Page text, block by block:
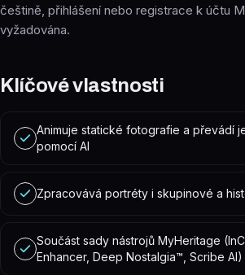
češtině, přihlášení nebo registrace k účtu
vyžadována.
Klíčové vlastnosti
Animuje statické fotografie a převádí
pomocí AI
Zpracovává portréty i skupinové a
Součást sady nástrojů MyHeritage
Enhancer, Deep Nostalgia™, Scribe AI)